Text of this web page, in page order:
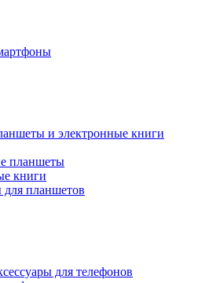
и электронные книги
планшеты
книги
для планшетов
для телефонов